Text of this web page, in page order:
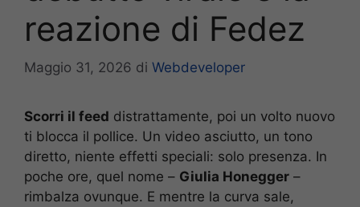
reazione di Fedez
Maggio 31, 2026 di Webdeveloper
Scorri il feed distrattamente, poi un volto nuovo
ti blocca il pollice. Un video asciutto, un tono
diretto, niente effetti speciali: solo presenza. In
poche ore, quel nome – Giulia Honegger –
rimbalza ovunque. E mentre la curva sale,